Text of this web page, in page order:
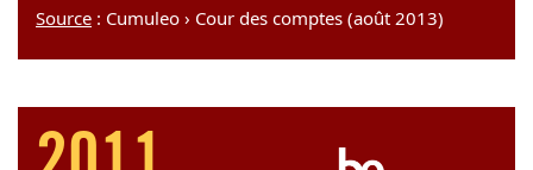
Source : Cumuleo › Cour des comptes (août 2013)